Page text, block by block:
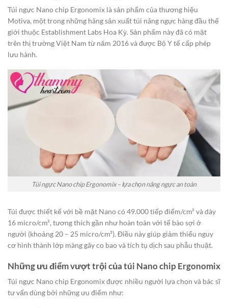
Túi ngực Nano chip Ergonomix là sản phẩm của thương hiệu
Motiva, một trong những hãng sản xuất túi nâng ngực hàng đầu thế
giới thuộc Establishment Labs Hoa Kỳ. Sản phẩm này đã có mặt
trên thị trường Việt Nam từ năm 2016 và được Bộ Y tế cấp phép
lưu hành.
Túi ngực Nano chip Ergonomix – lựa chọn nâng ngực an toàn
Túi được thiết kế với bề mặt Nano có 49.000 tiếp điểm/cm² và dày
16 micro/cm², tương thích gần như hoàn toàn với tế bào sợi ở
người (khoảng 20 – 25 micro/cm²). Điều này giúp giảm thiểu nguy
cơ hình thành lớp màng gây co bao và tích tụ dịch sau phẫu thuật.
Những ưu điểm vượt trội của túi Nano chip Ergonomix
Túi ngực Nano chip Ergonomix được nhiều người lựa chọn và bác sĩ
tư vấn dùng bởi những ưu điểm như: